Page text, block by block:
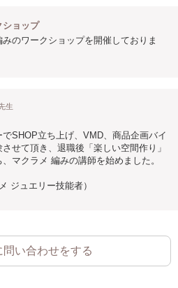
ショップ
のワークショップを開催しておりま
生
SHOP立ち上げ、VMD、商品企画バイ
せて頂き、退職後「楽しい空間作り」
マクラメ 編みの講師を始めました。
ジュエリー技能者）
問い合わせをする